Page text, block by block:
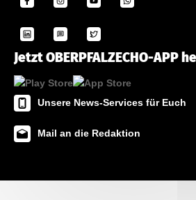
Jetzt OBERPFALZECHO-APP
Unsere News-Services für Euch
Mail an die Redaktion